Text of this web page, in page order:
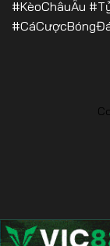
#KèoChâuÂu